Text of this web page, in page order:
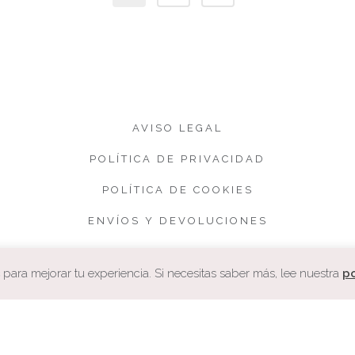
AVISO LEGAL
POLÍTICA DE PRIVACIDAD
POLÍTICA DE COOKIES
ENVÍOS Y DEVOLUCIONES
mejorar tu experiencia. Si necesitas saber más, lee nuestra